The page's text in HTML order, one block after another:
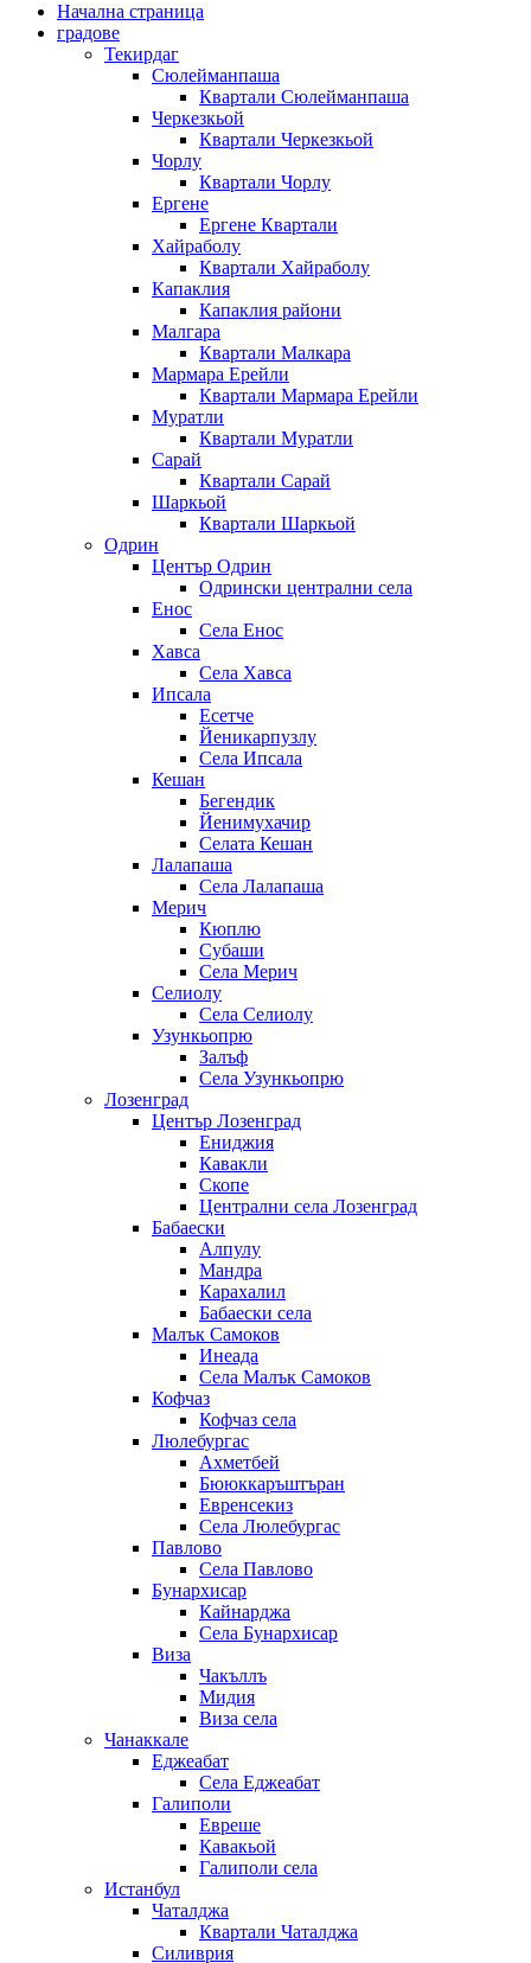
Начална страница
градове
Текирдаг
Сюлейманпаша
Квартали Сюлейманпаша
Черкезкьой
Квартали Черкезкьой
Чорлу
Квартали Чорлу
Ергене
Ергене Квартали
Хайраболу
Квартали Хайраболу
Капаклия
Капаклия райони
Малгара
Квартали Малкара
Мармара Ерейли
Квартали Мармара Ерейли
Муратли
Квартали Муратли
Сарай
Квартали Сарай
Шаркьой
Квартали Шаркьой
Одрин
Център Одрин
Одрински централни села
Енос
Села Енос
Хавса
Села Хавса
Ипсала
Есетче
Йеникарпузлу
Села Ипсала
Кешан
Бегендик
Йенимухачир
Селата Кешан
Лалапаша
Села Лалапаша
Мерич
Кюплю
Субаши
Села Мерич
Селиолу
Села Селиолу
Узункьопрю
Залъф
Села Узункьопрю
Лозенград
Център Лозенград
Ениджия
Кавакли
Скопе
Централни села Лозенград
Бабаески
Алпулу
Мандра
Карахалил
Бабаески села
Малък Самоков
Инеада
Села Малък Самоков
Кофчаз
Кофчаз села
Люлебургас
Ахметбей
Бююккаръштъран
Евренсекиз
Села Люлебургас
Павлово
Села Павлово
Бунархисар
Кайнарджа
Села Бунархисар
Виза
Чакъллъ
Мидия
Виза села
Чанаккале
Еджеабат
Села Еджеабат
Галиполи
Евреше
Кавакьой
Галиполи села
Истанбул
Чаталджа
Квартали Чаталджа
Силиврия